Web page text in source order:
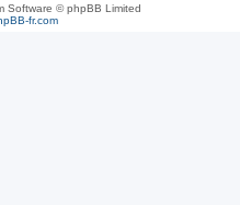
Software © phpBB Limited
fr.com